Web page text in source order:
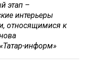
этап –
интерьеры
относящимися к
информ»